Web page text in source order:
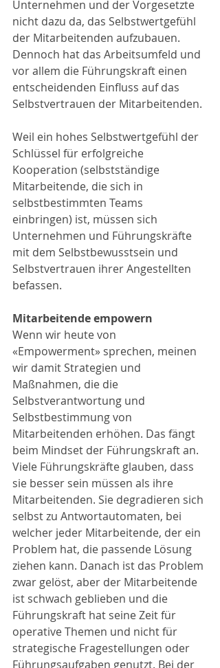
Unternehmen und der Vorgesetzte
nicht dazu da, das Selbstwertgefühl
der Mitarbeitenden aufzubauen.
Dennoch hat das Arbeitsumfeld und
vor allem die Führungskraft einen
entscheidenden Einfluss auf das
Selbstvertrauen der Mitarbeitenden.
Weil ein hohes Selbstwertgefühl der
Schlüssel für erfolgreiche
Kooperation (selbstständige
Mitarbeitende, die sich in
selbstbestimmten Teams
einbringen) ist, müssen sich
Unternehmen und Führungskräfte
mit dem Selbstbewusstsein und
Selbstvertrauen ihrer Angestellten
befassen.
Mitarbeitende empowern
Wenn wir heute von
«Empowerment» sprechen, meinen
wir damit Strategien und
Maßnahmen, die die
Selbstverantwortung und
Selbstbestimmung von
Mitarbeitenden erhöhen. Das fängt
beim Mindset der Führungskraft an.
Viele Führungskräfte glauben, dass
sie besser sein müssen als ihre
Mitarbeitenden. Sie degradieren sich
selbst zu Antwortautomaten, bei
welcher jeder Mitarbeitende, der ein
Problem hat, die passende Lösung
ziehen kann. Danach ist das Problem
zwar gelöst, aber der Mitarbeitende
ist schwach geblieben und die
Führungskraft hat seine Zeit für
operative Themen und nicht für
strategische Fragestellungen oder
Führungsaufgaben genutzt. Bei der